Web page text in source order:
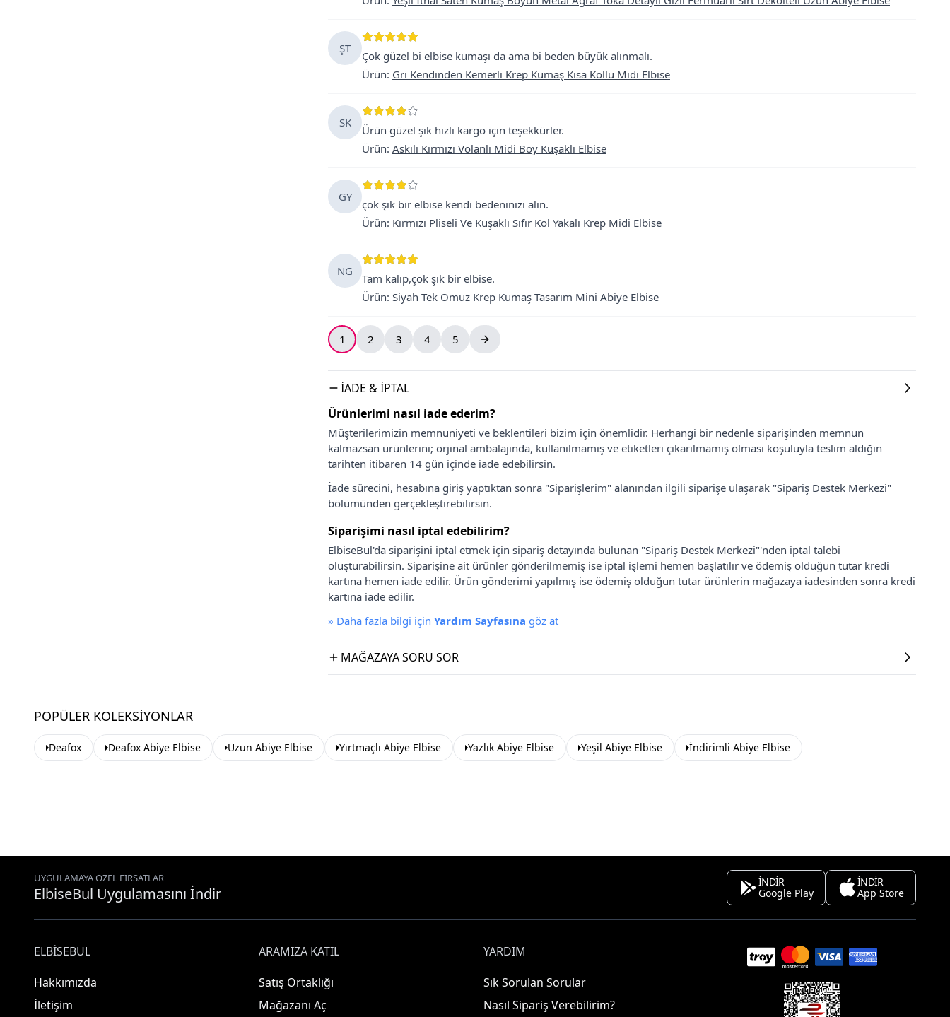
ŞT
Çok güzel bi elbise kumaşı da ama bi beden büyük alınmalı.
Ürün: Gri Kendinden Kemerli Krep Kumaş Kısa Kollu Midi Elbise
SK
Ürün güzel şık hızlı kargo için teşekkürler.
Ürün: Askılı Kırmızı Volanlı Midi Boy Kuşaklı Elbise
GY
çok şık bir elbise kendi bedeninizi alın.
Ürün: Kırmızı Pliseli Ve Kuşaklı Sıfır Kol Yakalı Krep Midi Elbise
NG
Tam kalıp,çok şık bir elbise.
Ürün: Siyah Tek Omuz Krep Kumaş Tasarım Mini Abiye Elbise
1 2 3 4 5
İADE & İPTAL
Ürünlerimi nasıl iade ederim?
Müşterilerimizin memnuniyeti ve beklentileri bizim için önemlidir. Herhangi bir nedenle siparişinden memnun
kalmazsan ürünlerini; orjinal ambalajında, kullanılmamış ve etiketleri çıkarılmamış olması koşuluyla teslim aldığın
tarihten itibaren 14 gün içinde iade edebilirsin.
İade sürecini, hesabına giriş yaptıktan sonra "Siparişlerim" alanından ilgili siparişe ulaşarak "Sipariş Destek Merkezi"
bölümünden gerçekleştirebilirsin.
Siparişimi nasıl iptal edebilirim?
ElbiseBul'da siparişini iptal etmek için sipariş detayında bulunan "Sipariş Destek Merkezi"'nden iptal talebi
oluşturabilirsin. Siparişine ait ürünler gönderilmemiş ise iptal işlemi hemen başlatılır ve ödemiş olduğun tutar kredi
kartına hemen iade edilir. Ürün gönderimi yapılmış ise ödemiş olduğun tutar ürünlerin mağazaya iadesinden sonra kredi
kartına iade edilir.
» Daha fazla bilgi için Yardım Sayfasına göz at
MAĞAZAYA SORU SOR
POPÜLER KOLEKSIYONLAR
Deafox Deafox Abiye Elbise Uzun Abiye Elbise Yırtmaçlı Abiye Elbise Yazlık Abiye Elbise Yeşil Abiye Elbise İndirimli Abiye Elbise
UYGULAMAYA ÖZEL FIRSATLAR
ElbiseBul Uygulamasını İndir
İNDİR
Google Play
İNDİR
App Store
ELBISEBUL
Hakkımızda
İletişim
ARAMIZA KATIL
Satış Ortaklığı
Mağazanı Aç
YARDIM
Sık Sorulan Sorular
Nasıl Sipariş Verebilirim?